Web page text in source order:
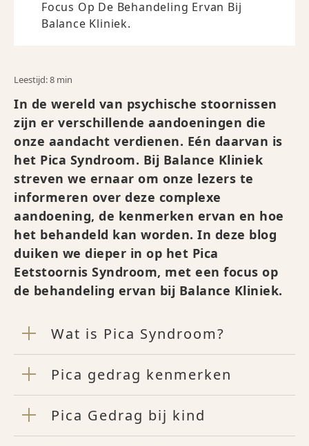
Focus Op De Behandeling Ervan Bij
Balance Kliniek.
Leestijd: 8 min
In de wereld van psychische stoornissen
zijn er verschillende aandoeningen die
onze aandacht verdienen. Eén daarvan is
het Pica Syndroom. Bij Balance Kliniek
streven we ernaar om onze lezers te
informeren over deze complexe
aandoening, de kenmerken ervan en hoe
het behandeld kan worden. In deze blog
duiken we dieper in op het Pica
Eetstoornis Syndroom, met een focus op
de behandeling ervan bij Balance Kliniek.
Wat is Pica Syndroom?
Pica gedrag kenmerken
Pica Gedrag bij kind